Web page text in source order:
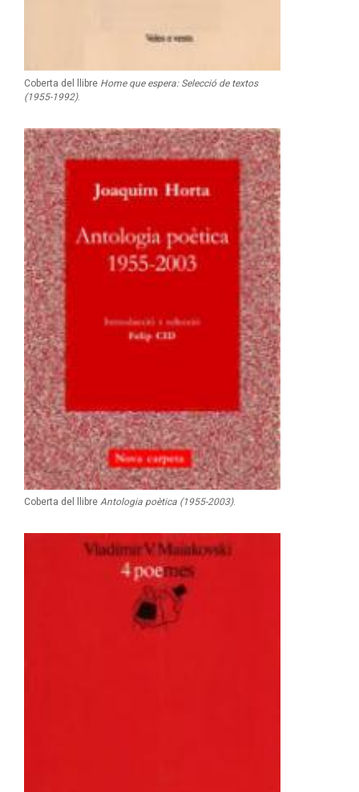
Coberta del llibre Home que espera: Selecció de textos
(1955-1992).
Coberta del llibre Antologia poètica (1955-2003).